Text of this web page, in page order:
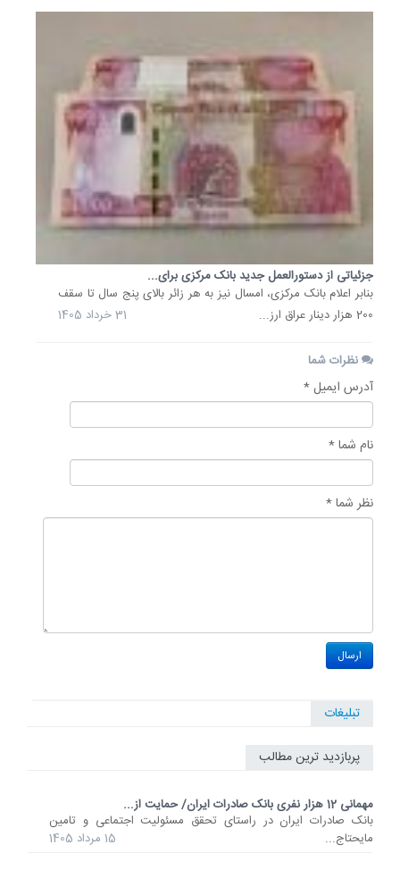
جزئیاتی از دستورالعمل جدید بانک مرکزی برای...
بنابر اعلام بانک مرکزی، امسال نیز به هر زائر بالای پنج سال تا سقف
200 هزار دینار عراق ارز...
31 خرداد 1405
نظرات شما
آدرس ایمیل *
نام شما *
نظر شما *
تبلیغات
پربازدید ترین مطالب
مهمانی 12 هزار نفری بانک صادرات ایران/ حمایت از...
​بانک صادرات ایران در راستای تحقق مسئولیت اجتماعی و تامین
مایحتاج...
15 مرداد 1405